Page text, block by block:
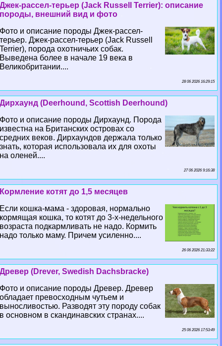
Джек-рассел-терьер (Jack Russell Terrier): описание
породы, внешний вид и фото
Фото и описание породы Джек-рассел-
терьер. Джек-рассел-терьер (Jack Russell
Terrier), порода охотничьих собак.
Выведена более в начале 19 века в
Великобритании....
28 06 2026 16:29:15
Дирхаунд (Deerhound, Scottish Deerhound)
Фото и описание породы Дирхаунд. Порода
известна на Британских островах со
средних веков. Дирхаундов держала только
знать, которая использовала их для охоты
на оленей....
27 06 2026 9:16:38
Кормление котят до 1,5 месяцев
Если кошка-мама - здоровая, нормально
кормящая кошка, то котят до 3-х-недельного
возраста подкармливать не надо. Кормить
надо только маму. Причем усиленно....
26 06 2026 21:33:22
Древер (Drever, Swedish Dachsbracke)
Фото и описание породы Древер. Древер
обладает превосходным чутьем и
выносливостью. Разводят эту породу собак
в основном в скандинавских странах....
25 06 2026 17:53:49